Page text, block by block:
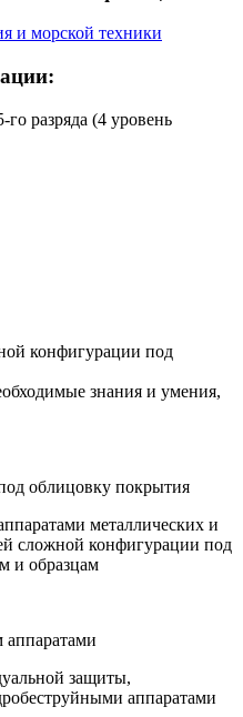
и морской техники
разряда (4 уровень
конфигурации под
знания и умения,
облицовку покрытия
металлических и
сложной конфигурации под
и образцам
аппаратами
защиты,
аппаратами